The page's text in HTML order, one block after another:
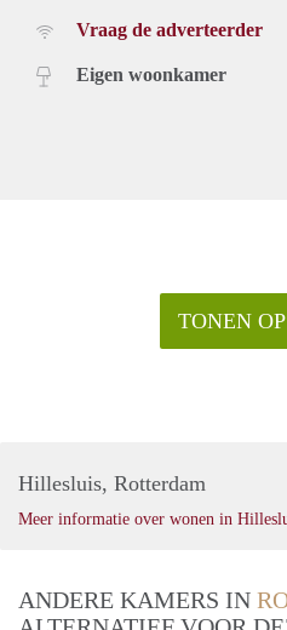
Vraag de adverteerder
Eigen woonkamer
TONEN
Hillesluis, Rotterdam
Meer informatie over wonen in
ANDERE KAMERS IN